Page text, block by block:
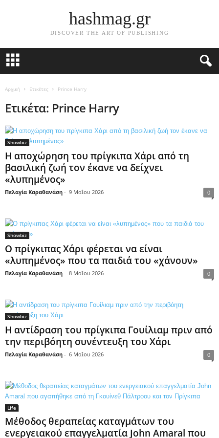
hashmag.gr
DISCOVER THE ART OF PUBLISHING
Αρχική Ετικέτες Prince Harry
Ετικέτα: Prince Harry
Showbiz
Η αποχώρηση του πρίγκιπα Χάρι από τη
βασιλική ζωή τον έκανε να δείχνει
«λυπημένος»
Πελαγία Καραθανάση - 9 Μαΐου 2026 0
Showbiz
Ο πρίγκιπας Χάρι φέρεται να είναι
«λυπημένος» που τα παιδιά του «χάνουν»
Πελαγία Καραθανάση - 8 Μαΐου 2026 0
Showbiz
Η αντίδραση του πρίγκιπα Γουίλιαμ πριν από
την περιβόητη συνέντευξη του Χάρι
Πελαγία Καραθανάση - 6 Μαΐου 2026 0
Life
Μέθοδος θεραπείας καταγμάτων του
ενεργειακού επαγγελματία John Amaral που